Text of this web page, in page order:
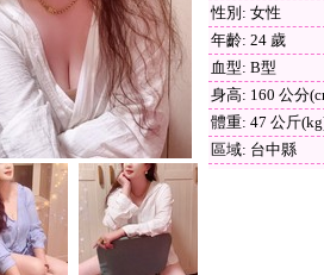
性別: 女性
年齡: 24 歲
血型: B型
身高: 160 公分
體重: 47 公斤
區域: 台中縣